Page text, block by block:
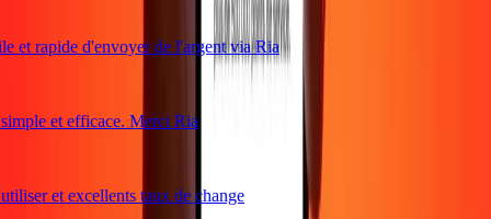
et rapide d'envoyer de l'argent via Ria
et efficace. Merci Ria
et excellents taux de change